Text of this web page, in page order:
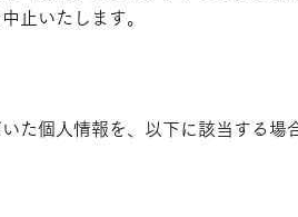
止いたします。
た個人情報を、以下に該当する